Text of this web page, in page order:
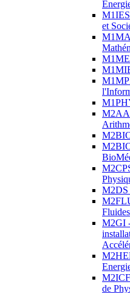
et
M2DS
Fluides
M2GI
de